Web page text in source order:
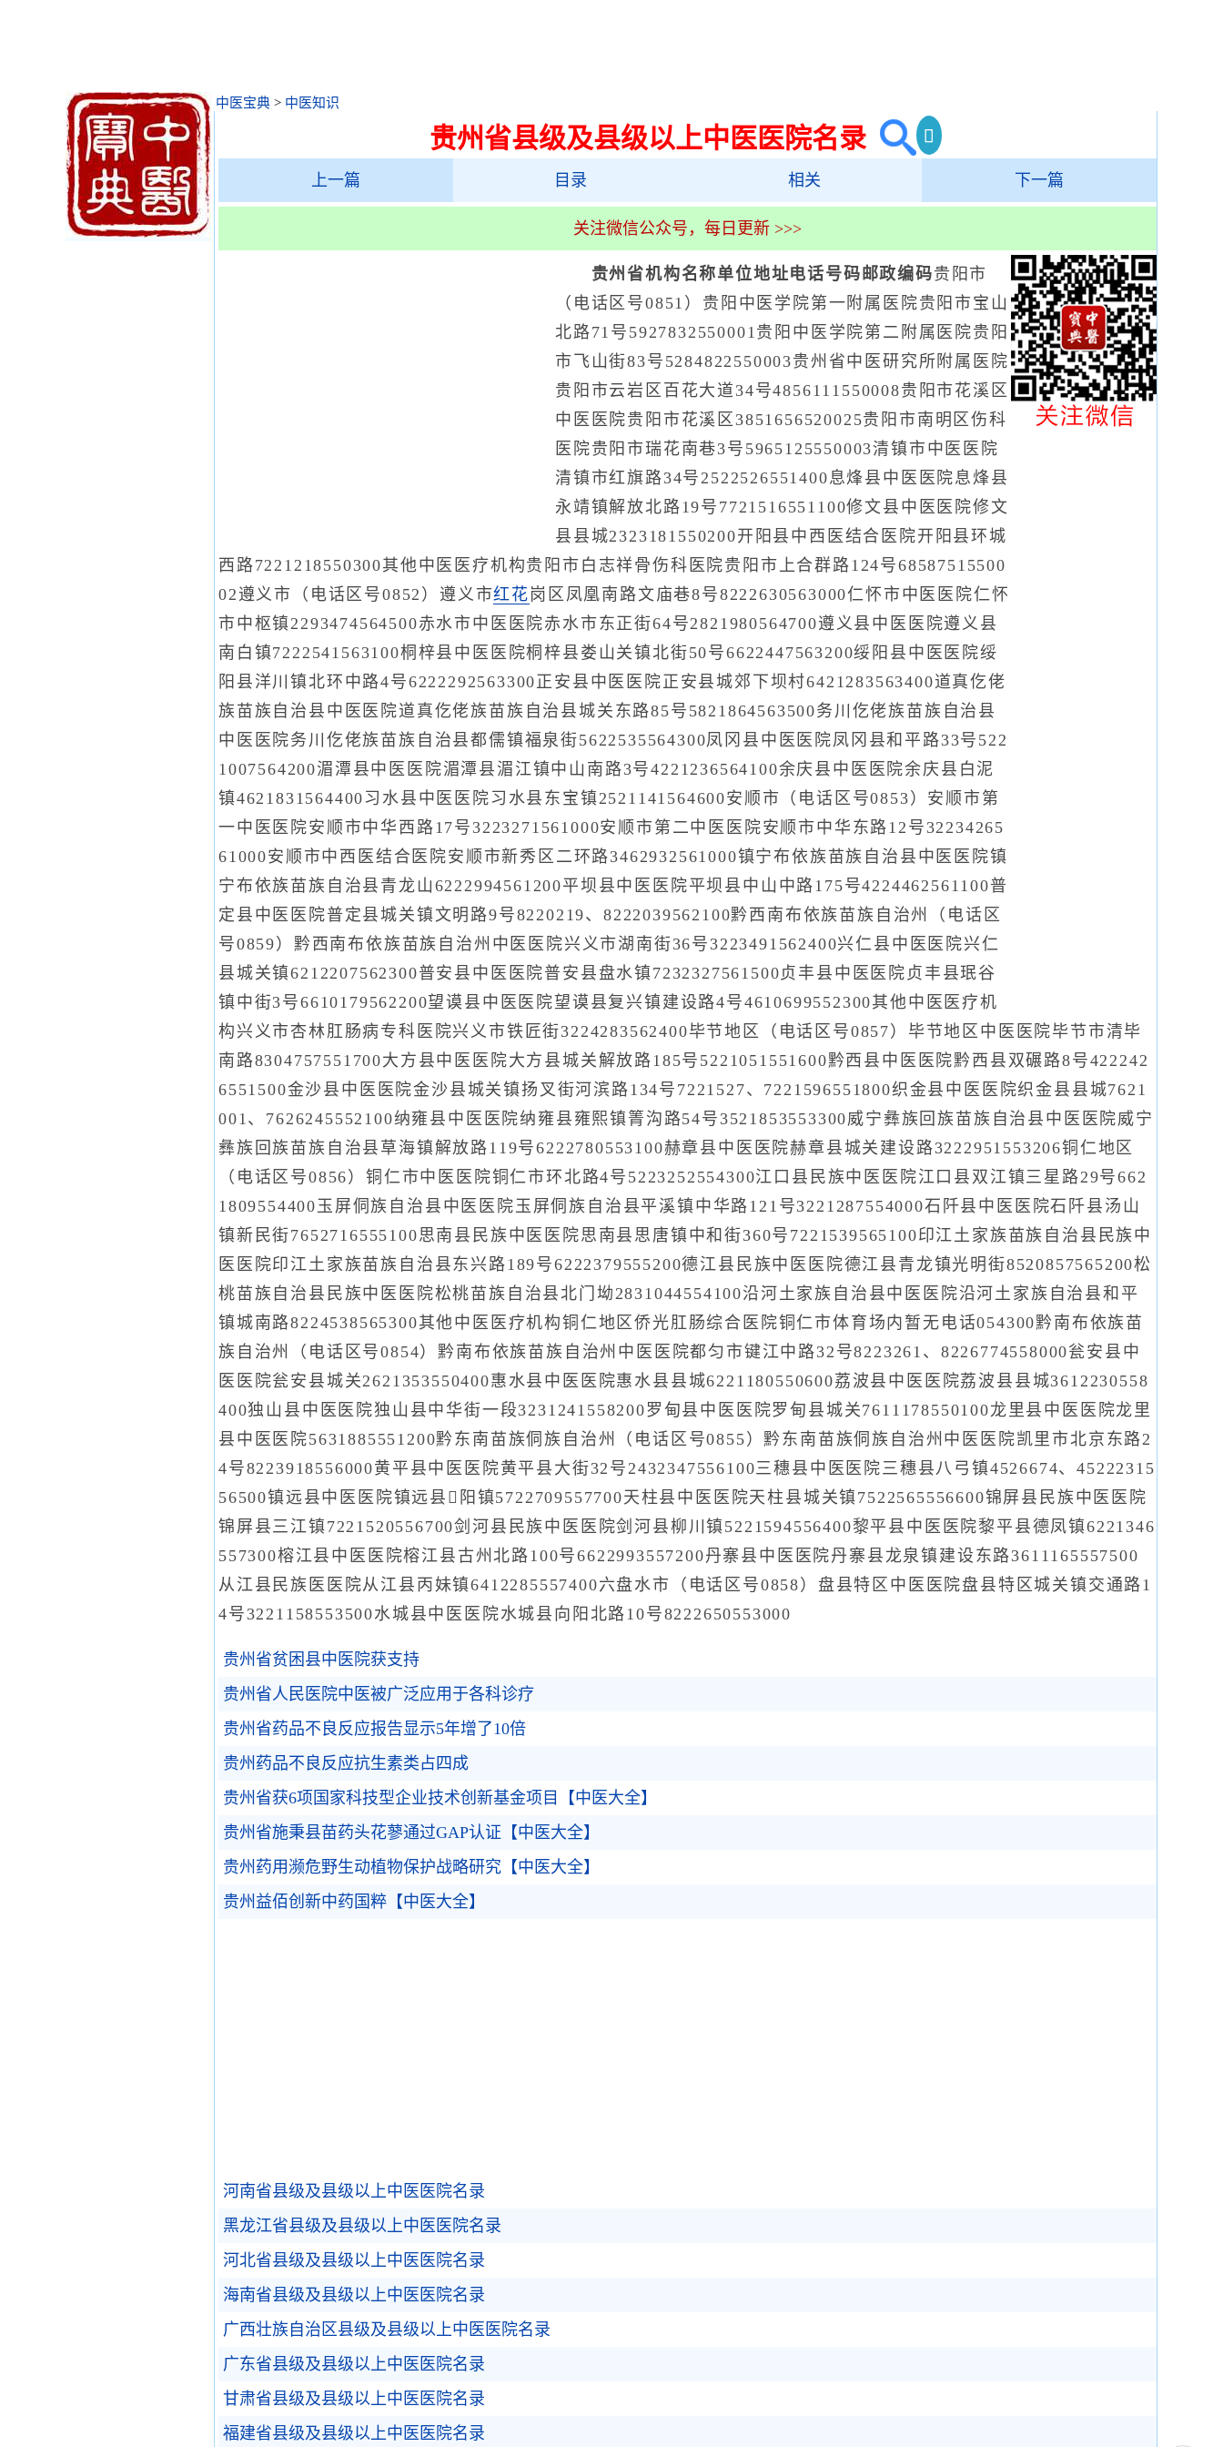
中医宝典 > 中医知识
贵州省县级及县级以上中医医院名录
上一篇 目录 相关 下一篇
关注微信公众号，每日更新 >>>
贵州省机构名称单位地址电话号码 邮政编码贵阳市
（电话区号0851）贵阳中医学院第一附属医院贵阳市宝山
北路71号5927832550001贵阳中医学院第二附属医院贵阳
市飞山街83号5284822550003贵州省中医研究所附属医院
贵阳市云岩区百花大道34号4856111550008贵阳市花溪区
中医医院贵阳市花溪区3851656520025贵阳市南明区伤科
医院贵阳市瑞花南巷3号5965125550003清镇市中医医院
清镇市红旗路34号2522526551400息烽县中医医院息烽县
永靖镇解放北路19号7721516551100修文县中医医院修文
县县城2323181550200开阳县中西医结合医院开阳县环城
西路7221218550300其他中医医疗机构贵阳市白志祥骨伤科医院贵阳市上合群路124号68587515500
02遵义市（电话区号0852）遵义市红花 岗区凤凰南路文庙巷8号8222630563000仁怀市中医医院仁怀
市中枢镇2293474564500赤水市中医医院赤水市东正街64号2821980564700遵义县中医医院遵义县
南白镇7222541563100桐梓县中医医院桐梓县娄山关镇北街50号6622447563200绥阳县中医医院绥
阳县洋川镇北环中路4号6222292563300正安县中医医院正安县城郊下坝村6421283563400道真仡佬
族苗族自治县中医医院道真仡佬族苗族自治县城关东路85号5821864563500务川仡佬族苗族自治县
中医医院务川仡佬族苗族自治县都儒镇福泉街5622535564300凤冈县中医医院凤冈县和平路33号522
1007564200湄潭县中医医院湄潭县湄江镇中山南路3号4221236564100余庆县中医医院余庆县白泥
镇4621831564400习水县中医医院习水县东宝镇2521141564600安顺市（电话区号0853）安顺市第
一中医医院安顺市中华西路17号3223271561000安顺市第二中医医院安顺市中华东路12号32234265
61000安顺市中西医结合医院安顺市新秀区二环路3462932561000镇宁布依族苗族自治县中医医院镇
宁布依族苗族自治县青龙山6222994561200平坝县中医医院平坝县中山中路175号4224462561100普
定县中医医院普定县城关镇文明路9号8220219、8222039562100黔西南布依族苗族自治州（电话区
号0859）黔西南布依族苗族自治州中医医院兴义市湖南街36号3223491562400兴仁县中医医院兴仁
县城关镇6212207562300普安县中医医院普安县盘水镇7232327561500贞丰县中医医院贞丰县珉谷
镇中街3号6610179562200望谟县中医医院望谟县复兴镇建设路4号4610699552300其他中医医疗机
构兴义市杏林肛肠病专科医院兴义市铁匠街3224283562400毕节地区（电话区号0857）毕节地区中医医院毕节市清毕
南路8304757551700大方县中医医院大方县城关解放路185号5221051551600黔西县中医医院黔西县双碾路8号422242
6551500金沙县中医医院金沙县城关镇扬叉街河滨路134号7221527、7221596551800织金县中医医院织金县县城7621
001、7626245552100纳雍县中医医院纳雍县雍熙镇箐沟路54号3521853553300威宁彝族回族苗族自治县中医医院威宁
彝族回族苗族自治县草海镇解放路119号6222780553100赫章县中医医院赫章县城关建设路3222951553206铜仁地区
（电话区号0856）铜仁市中医医院铜仁市环北路4号5223252554300江口县民族中医医院江口县双江镇三星路29号662
1809554400玉屏侗族自治县中医医院玉屏侗族自治县平溪镇中华路121号3221287554000石阡县中医医院石阡县汤山
镇新民街7652716555100思南县民族中医医院思南县思唐镇中和街360号7221539565100印江土家族苗族自治县民族中
医医院印江土家族苗族自治县东兴路189号6222379555200德江县民族中医医院德江县青龙镇光明街8520857565200松
桃苗族自治县民族中医医院松桃苗族自治县北门坳2831044554100沿河土家族自治县中医医院沿河土家族自治县和平
镇城南路8224538565300其他中医医疗机构铜仁地区侨光肛肠综合医院铜仁市体育场内暂无电话054300黔南布依族苗
族自治州（电话区号0854）黔南布依族苗族自治州中医医院都匀市键江中路32号8223261、8226774558000瓮安县中
医医院瓮安县城关2621353550400惠水县中医医院惠水县县城6221180550600荔波县中医医院荔波县县城3612230558
400独山县中医医院独山县中华街一段3231241558200罗甸县中医医院罗甸县城关7611178550100龙里县中医医院龙里
县中医医院5631885551200黔东南苗族侗族自治州（电话区号0855）黔东南苗族侗族自治州中医医院凯里市北京东路2
4号8223918556000黄平县中医医院黄平县大街32号2432347556100三穗县中医医院三穗县八弓镇4526674、45222315
56500镇远县中医医院镇远县阳镇5722709557700天柱县中医医院天柱县城关镇7522565556600锦屏县民族中医医院
锦屏县三江镇7221520556700剑河县民族中医医院剑河县柳川镇5221594556400黎平县中医医院黎平县德凤镇6221346
557300榕江县中医医院榕江县古州北路100号6622993557200丹寨县中医医院丹寨县龙泉镇建设东路3611165557500
从江县民族医医院从江县丙妹镇6412285557400六盘水市（电话区号0858）盘县特区中医医院盘县特区城关镇交通路1
4号3221158553500水城县中医医院水城县向阳北路10号8222650553000
贵州省贫困县中医院获支持
贵州省人民医院中医被广泛应用于各科诊疗
贵州省药品不良反应报告显示5年增了10倍
贵州药品不良反应抗生素类占四成
贵州省获6项国家科技型企业技术创新基金项目【中医大全】
贵州省施秉县苗药头花蓼通过GAP认证【中医大全】
贵州药用濒危野生动植物保护战略研究【中医大全】
贵州益佰创新中药国粹【中医大全】
河南省县级及县级以上中医医院名录
黑龙江省县级及县级以上中医医院名录
河北省县级及县级以上中医医院名录
海南省县级及县级以上中医医院名录
广西壮族自治区县级及县级以上中医医院名录
广东省县级及县级以上中医医院名录
甘肃省县级及县级以上中医医院名录
福建省县级及县级以上中医医院名录